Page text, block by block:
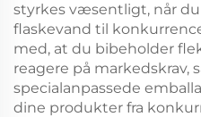
styrkes væsentligt, når
flaskevand til
med, at du bibeholder
reagere på markedskrav,
specialanpassede
dine produkter fra